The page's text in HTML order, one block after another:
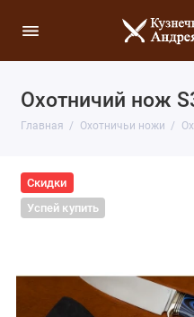
Охотничий нож
Главная Охотничьи ножи
Скидки
Успей купить